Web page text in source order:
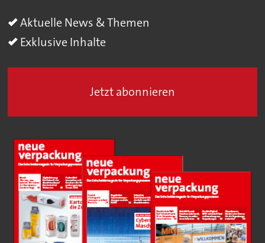
Aktuelle News & Themen
Exklusive Inhalte
Jetzt abonnieren